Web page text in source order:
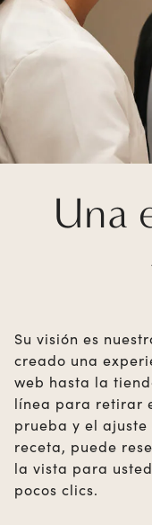
Una
Su visión es
creado una
web hasta la
línea para retirar
prueba y el ajuste
receta, puede
la vista para
pocos clics.